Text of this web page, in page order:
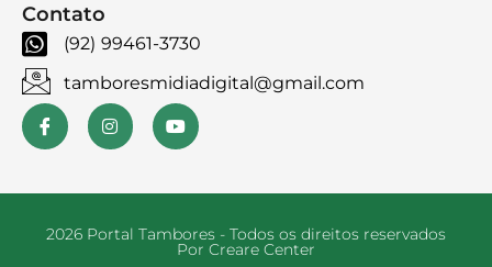
Contato
(92) 99461-3730
tamboresmidiadigital@gmail.com
2026 Portal Tambores - Todos os direitos reservados
Por Creare Center